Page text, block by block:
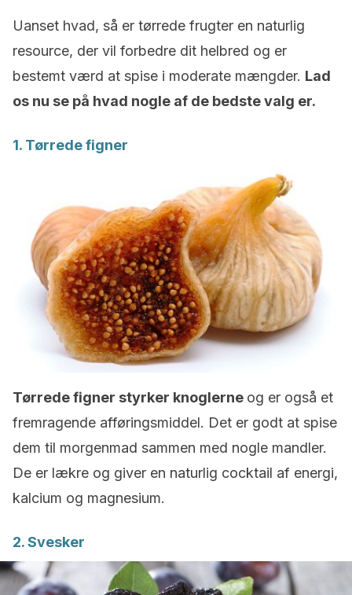
Uanset hvad, så er tørrede frugter en naturlig
resource, der vil forbedre dit helbred og er
bestemt værd at spise i moderate mængder. Lad
os nu se på hvad nogle af de bedste valg er.
1. Tørrede figner
Tørrede figner styrker knoglerne og er også et
fremragende afføringsmiddel. Det er godt at spise
dem til morgenmad sammen med nogle mandler.
De er lækre og giver en naturlig cocktail af energi,
kalcium og magnesium.
2. Svesker